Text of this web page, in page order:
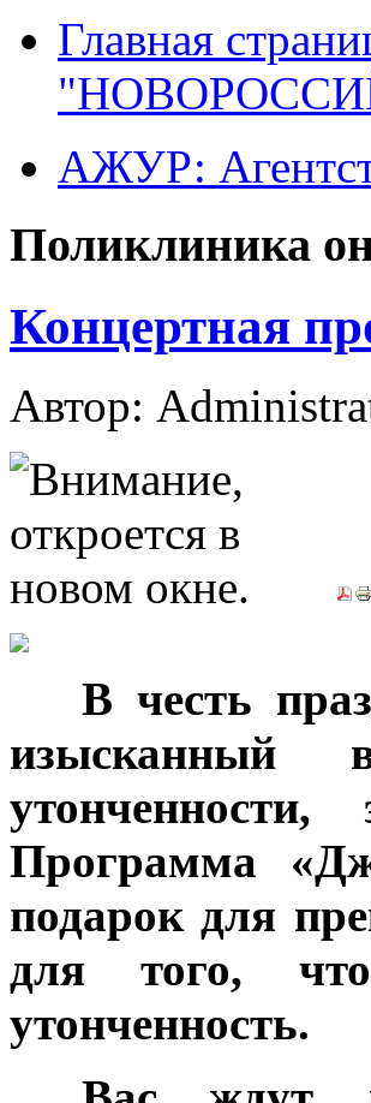
Главная
АЖУР:
Поликлиника
Концертная
Автор:
В честь
изысканный
Программа
подарок для
для того,
утонченность.